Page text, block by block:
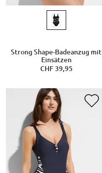
Strong Shape-Badeanzug mit
Einsätzen
CHF 39,95